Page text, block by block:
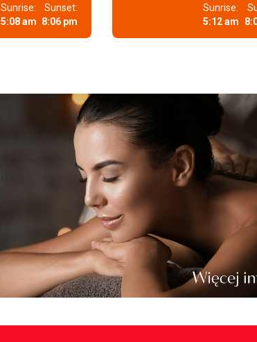
Sunrise:
5:08 am
Sunset:
8:06 pm
Sunrise:
5:12 am